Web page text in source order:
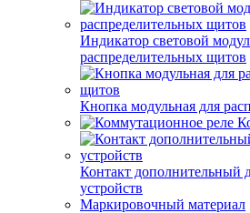
Индикатор световой
распределительных щитов
Кнопка модульная для
Контакт дополнительный
устройств
Маркировочный материал